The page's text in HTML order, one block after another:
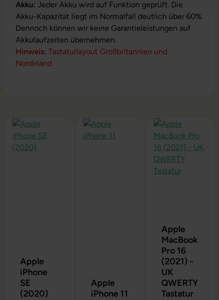
Akku: Jeder Akku wird auf Funktion geprüft. Die
Akku-Kapazität liegt im Normalfall deutlich über 60%.
Dennoch können wir keine Garantieleistungen auf
Akkulaufzeiten übernehmen.
Hinweis: Tastaturlayout Großbritannien und
Nordirland
Produktgalerie überspringen
Apple
iPhone
SE
(2020)
Apple
iPhone 11
Apple
MacBook
Pro 16
(2021) -
UK
QWERTY
Tastatur